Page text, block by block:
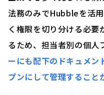
法務のみでHubbleを活
く権限を切り分ける必
るため、担当者別の個人
ーにも配下のドキュメン
プンにして管理すること